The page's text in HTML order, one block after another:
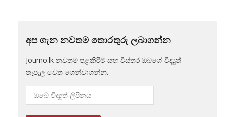
අප ගැන නවතම තොරතුරු ලබාගන්න
Journo.lk නවතම පළකිරීම් සහ විස්තර ඔබගේ විද්‍යුත්
තැපෑල වෙත ගෙන්වාගන්න.